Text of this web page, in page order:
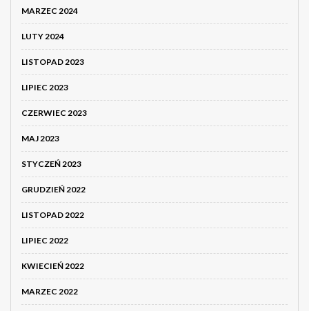
MARZEC 2024
LUTY 2024
LISTOPAD 2023
LIPIEC 2023
CZERWIEC 2023
MAJ 2023
STYCZEŃ 2023
GRUDZIEŃ 2022
LISTOPAD 2022
LIPIEC 2022
KWIECIEŃ 2022
MARZEC 2022